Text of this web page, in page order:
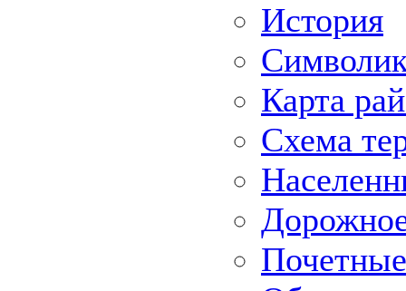
История
Карта
Схема